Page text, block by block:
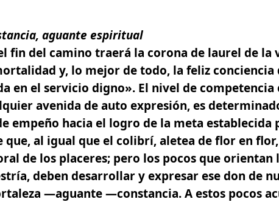
aguante espiritual
fin del camino traerá la corona de laurel de la
y, lo mejor de todo, la feliz conciencia
en el servicio digno». El nivel de
avenida de auto expresión, es
empeño hacia el logro de la meta establecida
que, al igual que el colibrí, aletea de flor en
de los placeres; pero los pocos que orientan
deben desarrollar y expresar ese don de
—aguante —constancia. A estos pocos